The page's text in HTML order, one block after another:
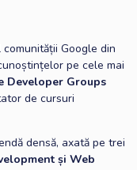
Google din
pe cele mai
Developer Groups
de cursuri
densă, axată pe trei
și Web